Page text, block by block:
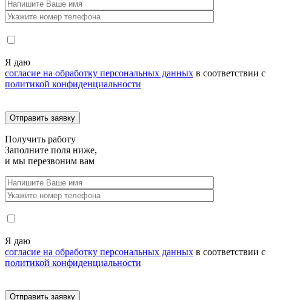
Я даю
согласие на обработку персональных данных в соответствии с
политикой конфиденциальности
Получить работу
Заполните поля ниже,
и мы перезвоним вам
Я даю
согласие на обработку персональных данных в соответствии с
политикой конфиденциальности